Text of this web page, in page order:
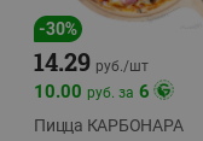
-30%
14.29 руб./шт
10.00 руб. за 6
Пицца КАРБОНАРА